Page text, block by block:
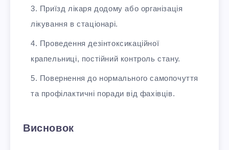
Приїзд лікаря додому або організація
лікування в стаціонарі.
Проведення дезінтоксикаційної
крапельниці, постійний контроль стану.
Повернення до нормального самопочуття
та профілактичні поради від фахівців.
Висновок